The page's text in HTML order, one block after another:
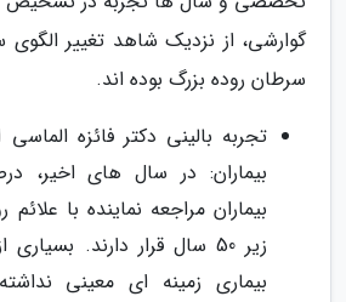
گوارشی، از نزدیک شاهد تغییر الگوی
سرطان روده بزرگ بوده اند.
تجربه بالینی دکتر فائزه
بیماران: در سال های اخیر،
بیماران مراجعه نماینده با
زیر 50 سال قرار دارند.
بیماری زمینه ای معینی